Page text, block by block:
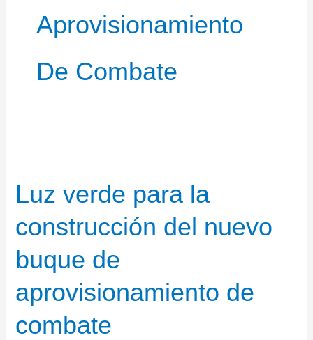
Aprovisionamiento
De Combate
Luz verde para la
construcción del nuevo
buque de
aprovisionamiento de
combate